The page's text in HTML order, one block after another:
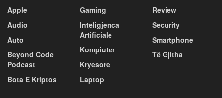
Apple
Audio
Auto
Beyond Code
Podcast
Bota E Kriptos
Gaming
Inteligjenca
Artificiale
Kompiuter
Kryesore
Laptop
Review
Security
Smartphone
Të Gjitha